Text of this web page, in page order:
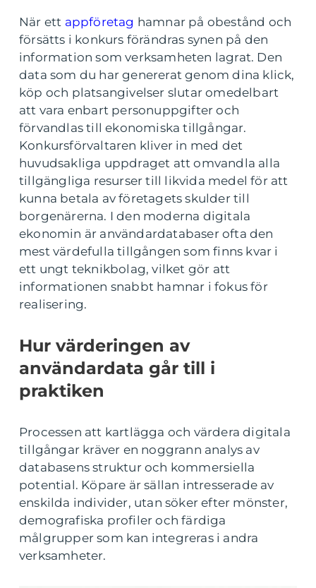
När ett appföretag hamnar på obestånd och
försätts i konkurs förändras synen på den
information som verksamheten lagrat. Den
data som du har genererat genom dina klick,
köp och platsangivelser slutar omedelbart
att vara enbart personuppgifter och
förvandlas till ekonomiska tillgångar.
Konkursförvaltaren kliver in med det
huvudsakliga uppdraget att omvandla alla
tillgängliga resurser till likvida medel för att
kunna betala av företagets skulder till
borgenärerna. I den moderna digitala
ekonomin är användardatabaser ofta den
mest värdefulla tillgången som finns kvar i
ett ungt teknikbolag, vilket gör att
informationen snabbt hamnar i fokus för
realisering.
Hur värderingen av
användardata går till i
praktiken
Processen att kartlägga och värdera digitala
tillgångar kräver en noggrann analys av
databasens struktur och kommersiella
potential. Köpare är sällan intresserade av
enskilda individer, utan söker efter mönster,
demografiska profiler och färdiga
målgrupper som kan integreras i andra
verksamheter.